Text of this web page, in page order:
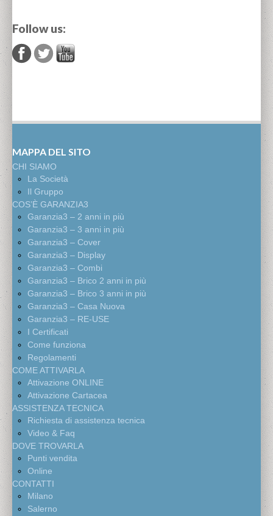
Follow us:
MAPPA DEL SITO
CHI SIAMO
La Società
Il Gruppo
COS’È GARANZIA3
Garanzia3 – 2 anni in più
Garanzia3 – 3 anni in più
Garanzia3 – Cover
Garanzia3 – Display
Garanzia3 – Combi
Garanzia3 – Brico 2 anni in più
Garanzia3 – Brico 3 anni in più
Garanzia3 – Casa Nuova
Garanzia3 – RE-USE
I Certificati
Come funziona
Regolamenti
COME ATTIVARLA
Attivazione ONLINE
Attivazione Cartacea
ASSISTENZA TECNICA
Richiesta di assistenza tecnica
Video & Faq
DOVE TROVARLA
Punti vendita
Online
CONTATTI
Milano
Salerno